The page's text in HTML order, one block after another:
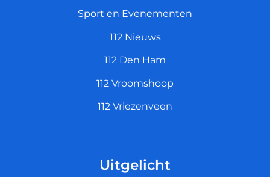
Sport en Evenementen
112 Nieuws
112 Den Ham
112 Vroomshoop
112 Vriezenveen
Uitgelicht